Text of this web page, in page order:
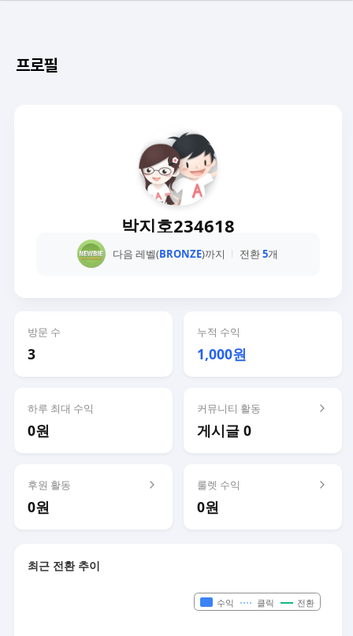
프로필
박지호234618
다음 레벨(BRONZE)까지 전환5개
방문 수
3
누적 수익
1,000원
하루 최대 수익
0원
커뮤니티 활동
게시글 0
후원 활동
0원
룰렛 수익
0원
최근 전환 추이